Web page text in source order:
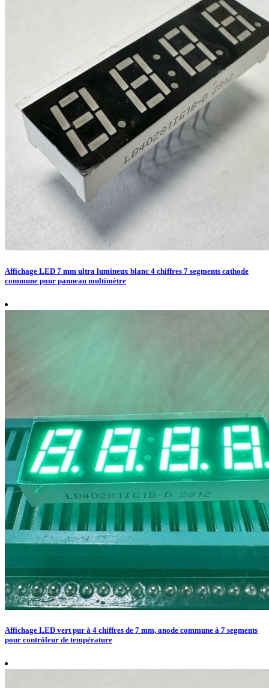
Affichage LED 7 mm ultra lumineux blanc 4 chiffres 7 segments cathode
commune pour panneau multimètre
Affichage LED vert pur à 4 chiffres de 7 mm, anode commune à 7 segments
pour contrôleur de température